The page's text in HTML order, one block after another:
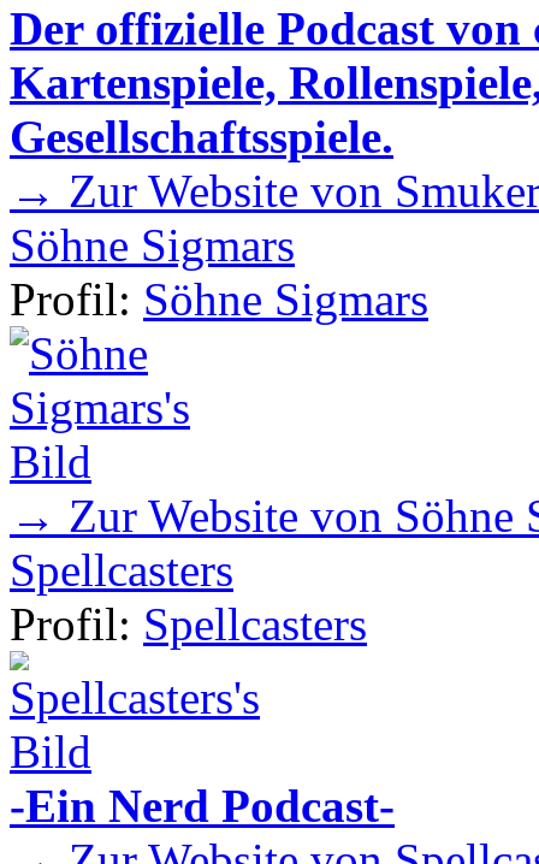
Der offizielle Podcast
Kartenspiele,
Gesellschaftsspiele.
→ Zur Website von
Söhne Sigmars
Profil: Söhne Sigmars
→ Zur Website von Söhne
Spellcasters
Profil: Spellcasters
-Ein Nerd Podcast-